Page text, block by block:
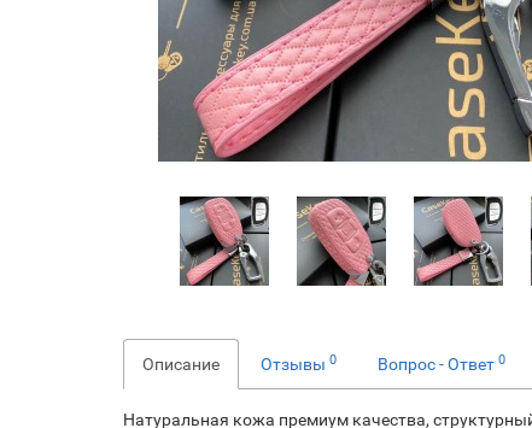
Описание Отзывы 0 Вопрос - Ответ 0
Натуральная кожа премиум качества,